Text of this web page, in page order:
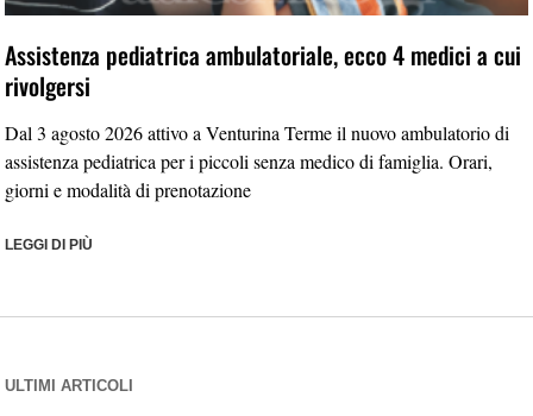
Assistenza pediatrica ambulatoriale, ecco 4 medici a cui
rivolgersi
Dal 3 agosto 2026 attivo a Venturina Terme il nuovo ambulatorio di
assistenza pediatrica per i piccoli senza medico di famiglia. Orari,
giorni e modalità di prenotazione
LEGGI DI PIÙ
ULTIMI ARTICOLI